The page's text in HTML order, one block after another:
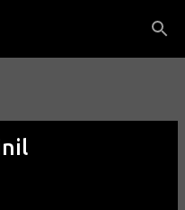
principal